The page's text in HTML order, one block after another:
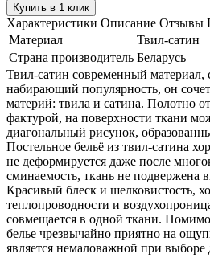
Купить в 1 клик
Характеристики Описание Отзывы
Материал
Твил-сатин
Страна производитель Беларусь
Твил-сатин современный материал,
набирающий популярность, он
материй: твила и сатина. Полотно
фактурой, на поверхности ткани
диагональный рисунок,
Постельное бельё из твил-сатина
не деформируется даже после
сминаемость, ткань не подвержена
Красивый блеск и шелковистость,
теплопроводности и
совмещается в одной ткани. Помимо
белье чрезвычайно приятно на
является немаловажной при